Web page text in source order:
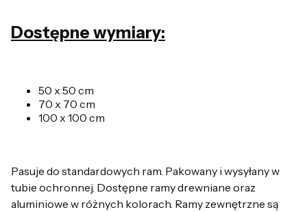
Dostępne wymiary:
50 x 50 cm
70 x 70 cm
100 x 100 cm
Pasuje do standardowych ram. Pakowany i wysyłany w
tubie ochronnej. Dostępne ramy drewniane oraz
aluminiowe w różnych kolorach. Ramy zewnętrzne są